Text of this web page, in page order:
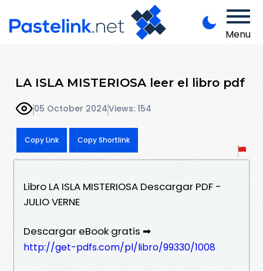
Menu
LA ISLA MISTERIOSA leer el libro pdf
05 October 2024Views: 154
Copy Link Copy Shortlink
Libro LA ISLA MISTERIOSA Descargar PDF -
JULIO VERNE
Descargar eBook gratis ➡
http://get-pdfs.com/pl/libro/99330/1008